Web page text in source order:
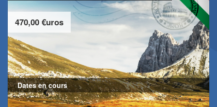
470,00 €uros
Dates en cours